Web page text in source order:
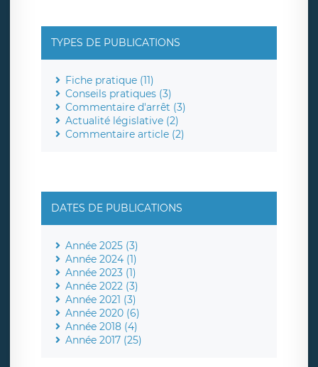
TYPES DE PUBLICATIONS
Fiche pratique (11)
Conseils pratiques (3)
Commentaire d'arrêt (3)
Actualité législative (2)
Commentaire article (2)
DATES DE PUBLICATIONS
Année 2025 (3)
Année 2024 (1)
Année 2023 (1)
Année 2022 (3)
Année 2021 (3)
Année 2020 (6)
Année 2018 (4)
Année 2017 (25)